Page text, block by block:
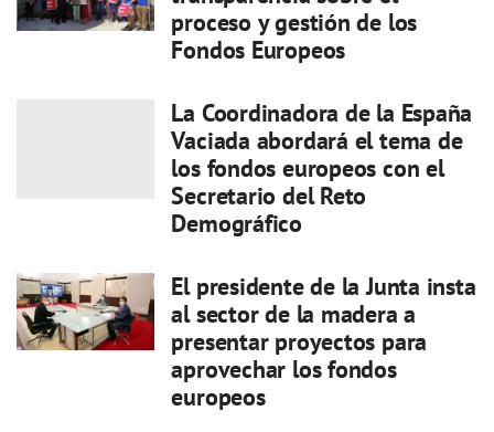
proceso y gestión de los
Fondos Europeos
La Coordinadora de la España
Vaciada abordará el tema de
los fondos europeos con el
Secretario del Reto
Demográfico
El presidente de la Junta insta
al sector de la madera a
presentar proyectos para
aprovechar los fondos
europeos